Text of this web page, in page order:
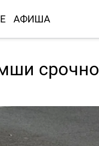
АФИША
срочно